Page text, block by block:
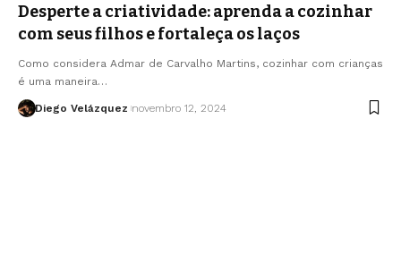
Desperte a criatividade: aprenda a cozinhar
com seus filhos e fortaleça os laços
Como considera Admar de Carvalho Martins, cozinhar com crianças
é uma maneira…
Diego Velázquez novembro 12, 2024